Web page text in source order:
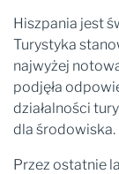
Hiszpania jest
Turystyka
najwyżej
podjęła
działalności
dla środowiska.
Przez ostatnie